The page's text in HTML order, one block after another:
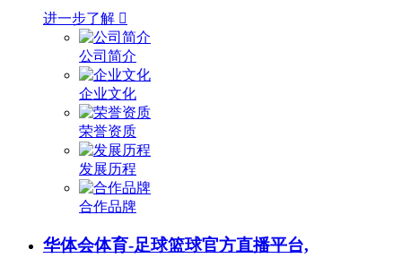
进一步了解 
公司简介
企业文化
荣誉资质
发展历程
合作品牌
华体会体育-足球篮球官方直播平台,